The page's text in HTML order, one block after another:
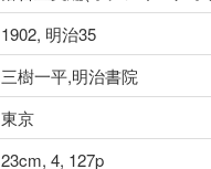
1902, 明治35
三樹一平,明治書院
東京
23cm, 4, 127p